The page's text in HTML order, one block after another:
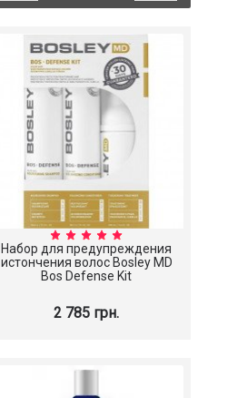
Набор для предупреждения
истончения волос Bosley MD
Bos Defense Kit
2 785 грн.